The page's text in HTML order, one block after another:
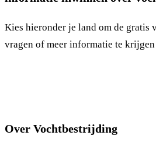
Kies hieronder je land om de gratis
vragen of meer informatie te krijgen
Over Vochtbestrijding